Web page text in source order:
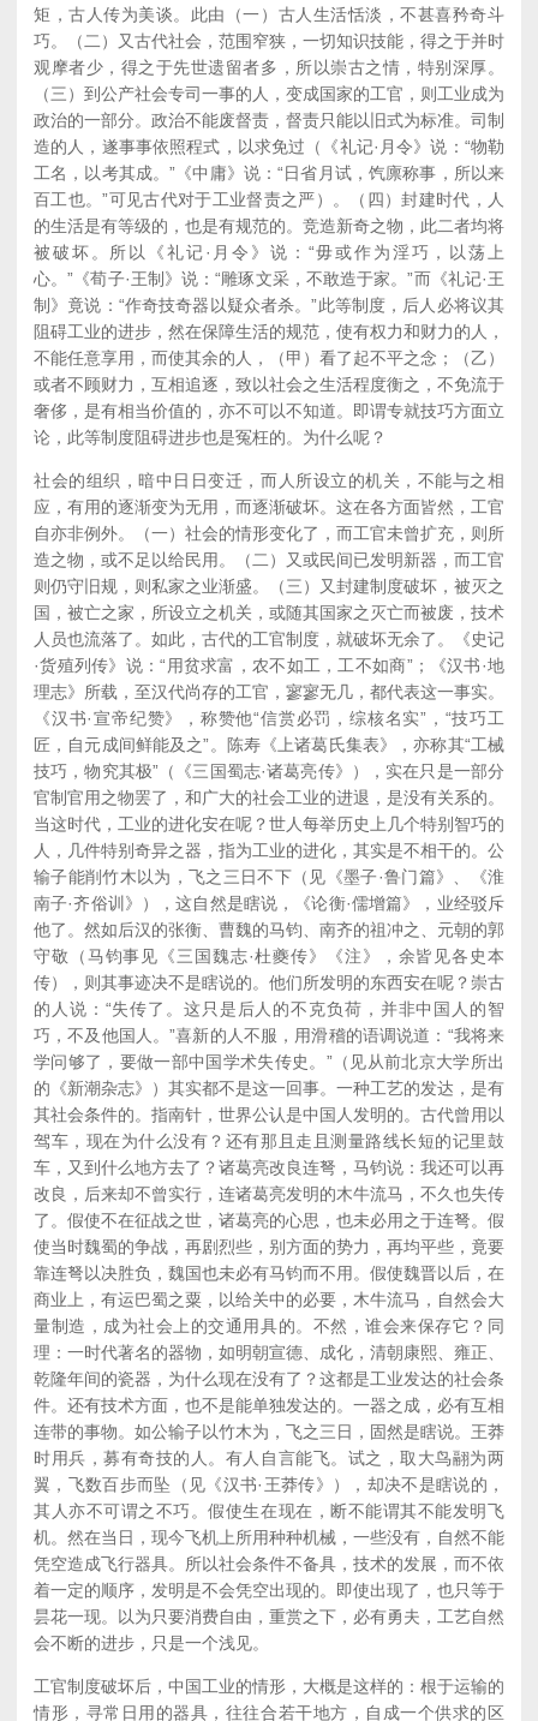
矩，古人传为美谈。此由（一）古人生活恬淡，不甚喜矜奇斗
巧。（二）又古代社会，范围窄狭，一切知识技能，得之于并时
观摩者少，得之于先世遗留者多，所以崇古之情，特别深厚。
（三）到公产社会专司一事的人，变成国家的工官，则工业成为
政治的一部分。政治不能废督责，督责只能以旧式为标准。司制
造的人，遂事事依照程式，以求免过（《礼记·月令》说：“物勒
工名，以考其成。”《中庸》说：“日省月试，饩廪称事，所以来
百工也。”可见古代对于工业督责之严）。（四）封建时代，人
的生活是有等级的，也是有规范的。竞造新奇之物，此二者均将
被破坏。所以《礼记·月令》说：“毋或作为淫巧，以荡上
心。”《荀子·王制》说：“雕琢文采，不敢造于家。”而《礼记·王
制》竟说：“作奇技奇器以疑众者杀。”此等制度，后人必将议其
阻碍工业的进步，然在保障生活的规范，使有权力和财力的人，
不能任意享用，而使其余的人，（甲）看了起不平之念；（乙）
或者不顾财力，互相追逐，致以社会之生活程度衡之，不免流于
奢侈，是有相当价值的，亦不可以不知道。即谓专就技巧方面立
论，此等制度阻碍进步也是冤枉的。为什么呢？
社会的组织，暗中日日变迁，而人所设立的机关，不能与之相
应，有用的逐渐变为无用，而逐渐破坏。这在各方面皆然，工官
自亦非例外。（一）社会的情形变化了，而工官未曾扩充，则所
造之物，或不足以给民用。（二）又或民间已发明新器，而工官
则仍守旧规，则私家之业渐盛。（三）又封建制度破坏，被灭之
国，被亡之家，所设立之机关，或随其国家之灭亡而被废，技术
人员也流落了。如此，古代的工官制度，就破坏无余了。《史记
·货殖列传》说：“用贫求富，农不如工，工不如商”；《汉书·地
理志》所载，至汉代尚存的工官，寥寥无几，都代表这一事实。
《汉书·宣帝纪赞》，称赞他“信赏必罚，综核名实”，“技巧工
匠，自元成间鲜能及之”。陈寿《上诸葛氏集表》，亦称其“工械
技巧，物究其极”（《三国蜀志·诸葛亮传》），实在只是一部分
官制官用之物罢了，和广大的社会工业的进退，是没有关系的。
当这时代，工业的进化安在呢？世人每举历史上几个特别智巧的
人，几件特别奇异之器，指为工业的进化，其实是不相干的。公
输子能削竹木以为，飞之三日不下（见《墨子·鲁门篇》、《淮
南子·齐俗训》），这自然是瞎说，《论衡·儒增篇》，业经驳斥
他了。然如后汉的张衡、曹魏的马钧、南齐的祖冲之、元朝的郭
守敬（马钧事见《三国魏志·杜夔传》《注》，余皆见各史本
传），则其事迹决不是瞎说的。他们所发明的东西安在呢？崇古
的人说：“失传了。这只是后人的不克负荷，并非中国人的智
巧，不及他国人。”喜新的人不服，用滑稽的语调说道：“我将来
学问够了，要做一部中国学术失传史。”（见从前北京大学所出
的《新潮杂志》）其实都不是这一回事。一种工艺的发达，是有
其社会条件的。指南针，世界公认是中国人发明的。古代曾用以
驾车，现在为什么没有？还有那且走且测量路线长短的记里鼓
车，又到什么地方去了？诸葛亮改良连弩，马钧说：我还可以再
改良，后来却不曾实行，连诸葛亮发明的木牛流马，不久也失传
了。假使不在征战之世，诸葛亮的心思，也未必用之于连弩。假
使当时魏蜀的争战，再剧烈些，别方面的势力，再均平些，竟要
靠连弩以决胜负，魏国也未必有马钧而不用。假使魏晋以后，在
商业上，有运巴蜀之粟，以给关中的必要，木牛流马，自然会大
量制造，成为社会上的交通用具的。不然，谁会来保存它？同
理：一时代著名的器物，如明朝宣德、成化，清朝康熙、雍正、
乾隆年间的瓷器，为什么现在没有了？这都是工业发达的社会条
件。还有技术方面，也不是能单独发达的。一器之成，必有互相
连带的事物。如公输子以竹木为，飞之三日，固然是瞎说。王莽
时用兵，募有奇技的人。有人自言能飞。试之，取大鸟翮为两
翼，飞数百步而坠（见《汉书·王莽传》），却决不是瞎说的，
其人亦不可谓之不巧。假使生在现在，断不能谓其不能发明飞
机。然在当日，现今飞机上所用种种机械，一些没有，自然不能
凭空造成飞行器具。所以社会条件不备具，技术的发展，而不依
着一定的顺序，发明是不会凭空出现的。即使出现了，也只等于
昙花一现。以为只要消费自由，重赏之下，必有勇夫，工艺自然
会不断的进步，只是一个浅见。
工官制度破坏后，中国工业的情形，大概是这样的：根于运输的
情形，寻常日用的器具，往往合若干地方，自成一个供求的区